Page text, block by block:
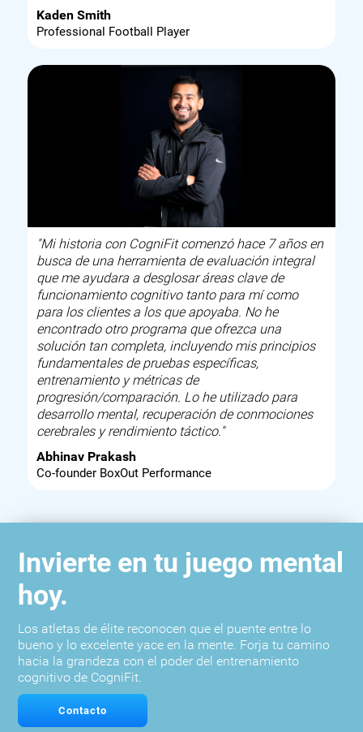
Kaden Smith
Professional Football Player
"Mi historia con CogniFit comenzó hace 7 años en
busca de una herramienta de evaluación integral
que me ayudara a desglosar áreas clave de
funcionamiento cognitivo tanto para mí como
para los clientes a los que apoyaba. No he
encontrado otro programa que ofrezca una
solución tan completa, incluyendo mis principios
fundamentales de pruebas específicas,
entrenamiento y métricas de
progresión/comparación. Lo he utilizado para
desarrollo mental, recuperación de conmociones
cerebrales y rendimiento táctico."
Abhinav Prakash
Co-founder BoxOut Performance
Invierte en tu juego mental
hoy.
Los atletas de élite reconocen que el puente entre lo
bueno y lo excelente yace en la mente. Forja tu camino
hacia la grandeza con el poder del entrenamiento
cognitivo de CogniFit.
Contacto